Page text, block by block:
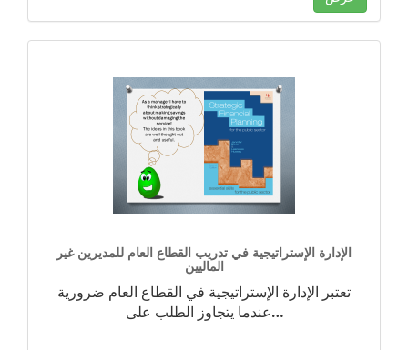
الإدارة الإستراتيجية في تدريب القطاع العام للمديرين غير
الماليين
تعتبر الإدارة الإستراتيجية في القطاع العام ضرورية
عندما يتجاوز الطلب على…